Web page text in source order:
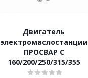
Двигатель
электромаслостанции
ПРОСВАР С
160/200/250/315/355